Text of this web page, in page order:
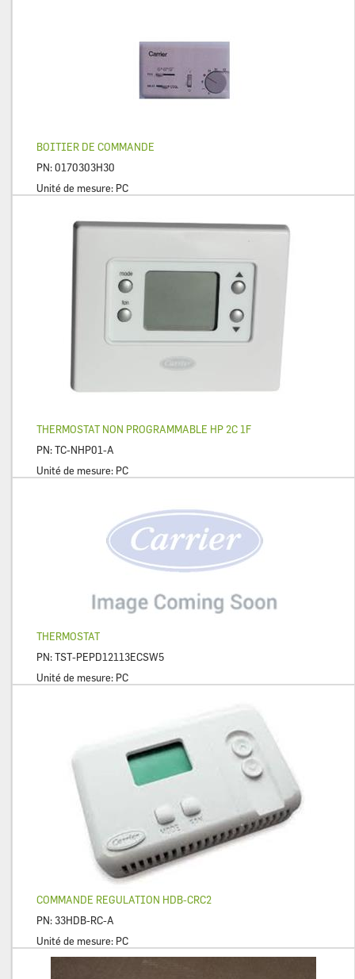
BOITIER DE COMMANDE
PN:0170303H30
Unité de mesure: PC
THERMOSTAT NON PROGRAMMABLE HP 2C 1F
PN:TC-NHP01-A
Unité de mesure: PC
THERMOSTAT
PN:TST-PEPD12113ECSW5
Unité de mesure: PC
COMMANDE REGULATION HDB-CRC2
PN: 33HDB-RC-A
Unité de mesure: PC